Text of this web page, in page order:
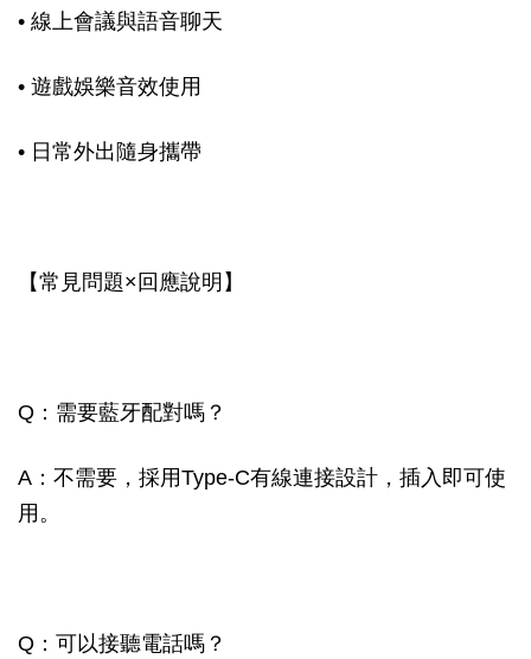
• 線上會議與語音聊天
• 遊戲娛樂音效使用
• 日常外出隨身攜帶
【常見問題×回應說明】
Q：需要藍牙配對嗎？
A：不需要，採用Type-C有線連接設計，插入即可使
用。
Q：可以接聽電話嗎？